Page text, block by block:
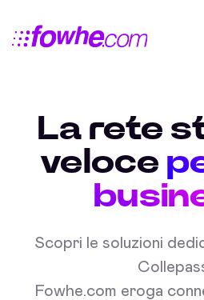
La rete
veloce
Scopri le soluzioni
Fowhe.com eroga